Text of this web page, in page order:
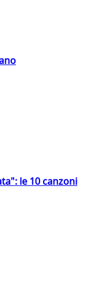
le 10 canzoni